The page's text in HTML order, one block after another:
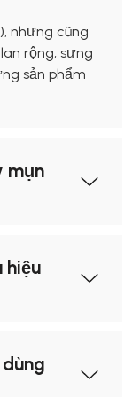
nhưng cũng
rộng, sưng
sản phẩm
mụn
hiệu